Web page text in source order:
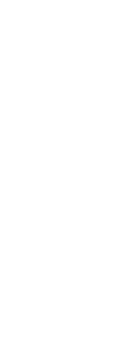
CHANEL